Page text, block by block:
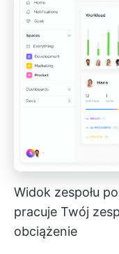
Widok zespołu
pracuje Twój
obciążenie